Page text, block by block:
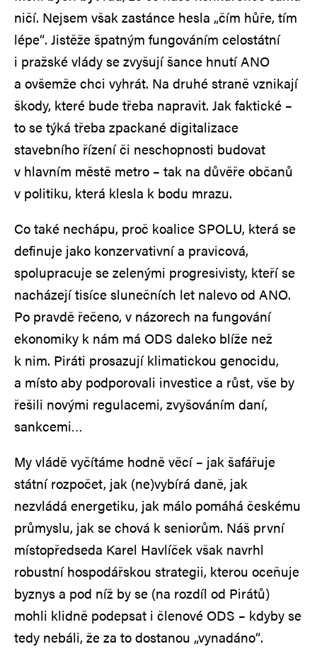
ničí. Nejsem však zastánce hesla „čím hůře, tím
lépe“. Jistěže špatným fungováním celostátní
i pražské vlády se zvyšují šance hnutí ANO
a ovšemže chci vyhrát. Na druhé straně vznikají
škody, které bude třeba napravit. Jak faktické –
to se týká třeba zpackané digitalizace
stavebního řízení či neschopnosti budovat
v hlavním městě metro – tak na důvěře občanů
v politiku, která klesla k bodu mrazu.
Co také nechápu, proč koalice SPOLU, která se
definuje jako konzervativní a pravicová,
spolupracuje se zelenými progresivisty, kteří se
nacházejí tisíce slunečních let nalevo od ANO.
Po pravdě řečeno, v názorech na fungování
ekonomiky k nám má ODS daleko blíže než
k nim. Piráti prosazují klimatickou genocidu,
a místo aby podporovali investice a růst, vše by
řešili novými regulacemi, zvyšováním daní,
sankcemi…
My vládě vyčítáme hodně věcí – jak šafářuje
státní rozpočet, jak (ne)vybírá daně, jak
nezvládá energetiku, jak málo pomáhá českému
průmyslu, jak se chová k seniorům. Náš první
místopředseda Karel Havlíček však navrhl
robustní hospodářskou strategii, kterou oceňuje
byznys a pod níž by se (na rozdíl od Pirátů)
mohli klidně podepsat i členové ODS – kdyby se
tedy nebáli, že za to dostanou „vynadáno“.